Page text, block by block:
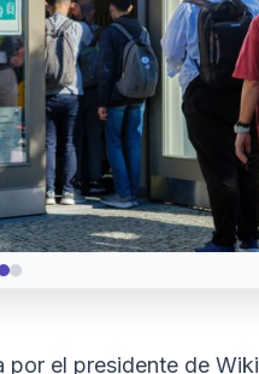
el presidente de